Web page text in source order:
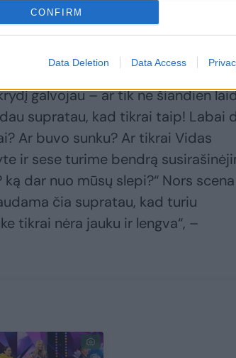
CONFIRM
Data Deletion Data Access
laidą, Indrė kaip tik skrido iš
Tačiau vos nusileidus lėktuvui
galvojau – ar tik ne šiandien
supratau, kad tikrai taip! Labai
Ar buvo sunku? Ar tikrai Vidas
ir sese turime bendrą
dar nuo mūsų slepi?“ Nors
čia supratau, kad turiu
tikrai nėra jauku ir lengva“, –